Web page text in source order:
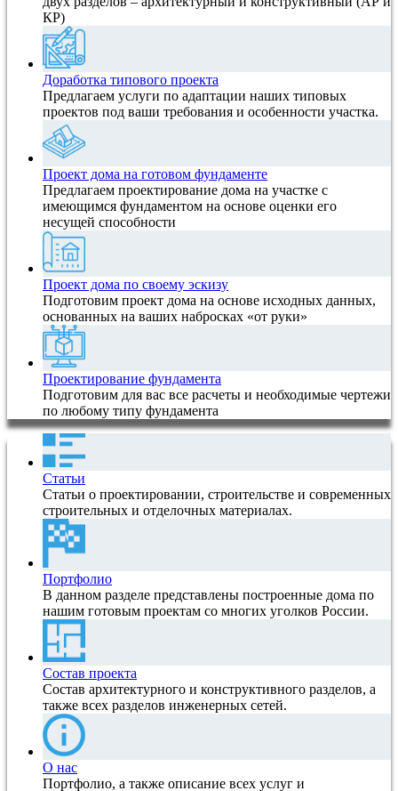
КР)
Доработка типового проекта
Предлагаем услуги по адаптации наших типовых
проектов под ваши требования и особенности участка.
Проект дома на готовом фундаменте
Предлагаем проектирование дома на участке с
имеющимся фундаментом на основе оценки его
несущей способности
Проект дома по своему эскизу
Подготовим проект дома на основе исходных данных,
основанных на ваших набросках «от руки»
Проектирование фундамента
Подготовим для вас все расчеты и необходимые чертежи
по любому типу фундамента
Статьи
Статьи о проектировании, строительстве и современных
строительных и отделочных материалах.
Портфолио
В данном разделе представлены построенные дома по
нашим готовым проектам со многих уголков России.
Состав проекта
Состав архитектурного и конструктивного разделов, а
также всех разделов инженерных сетей.
О нас
Портфолио, а также описание всех услуг и